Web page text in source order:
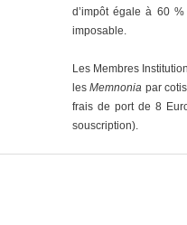
d’impôt égale à 60
imposable.
Les Membres
lesMemnonia par
frais de port de 8
souscription).